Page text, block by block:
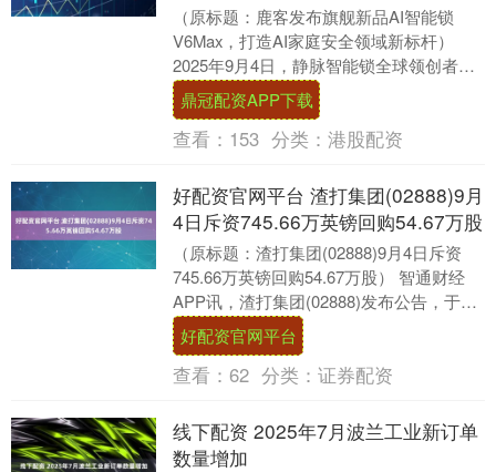
（原标题：鹿客发布旗舰新品AI智能锁
V6Max，打造AI家庭安全领域新标杆）
2025年9月4日，静脉智能锁全球领创者鹿
客，在重庆隆重举办主题为“这就是AI”的....
鼎冠配资APP下载
查看： 153 分类： 港股配资
好配资官网平台 渣打集团(02888)9月
4日斥资745.66万英镑回购54.67万股
（原标题：渣打集团(02888)9月4日斥资
745.66万英镑回购54.67万股） 智通财经
APP讯，渣打集团(02888)发布公告，于
2025年9月4日该公司....
好配资官网平台
查看： 62 分类： 证券配资
线下配资 2025年7月波兰工业新订单
数量增加